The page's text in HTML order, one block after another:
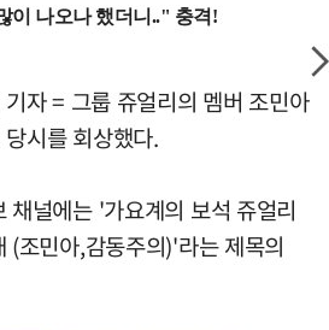
자 = 그룹 쥬얼리의 멤버 조민아
시를 회상했다.
채널에는 '가요계의 보석 쥬얼리
조민아,감동주의)'라는 제목의